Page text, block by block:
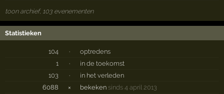
toon archief, 103 evenementen
Statistieken
104 ·
optredens
1
·
in de toekomst
103
·
in het verleden
6088
× bekeken sinds 4 april 2013